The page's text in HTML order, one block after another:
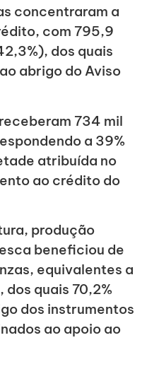
concentraram a
com 795,9
dos quais
abrigo do Aviso
734 mil
a 39%
atribuída no
ao crédito do
produção
beneficiou de
equivalentes a
dos quais 70,2%
dos instrumentos
ao apoio ao